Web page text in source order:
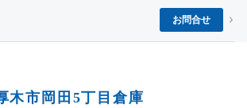
お問合せ
木市岡田5丁目倉庫